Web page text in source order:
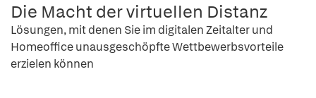
Die Macht der virtuellen Distanz
Lösungen, mit denen Sie im digitalen Zeitalter und
Homeoffice unausgeschöpfte Wettbewerbsvorteile
erzielen können